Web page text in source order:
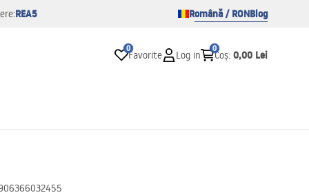
REA5 Română / RONBlog
0
Favorite Log in
0
Coș: 0,00 Lei